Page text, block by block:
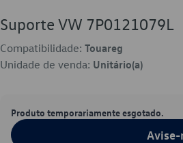
Suporte VW 7P0121079L
Compatibilidade: Touareg
Unidade de venda: Unitário(a)
Produto temporariamente esgotado.
Avise-